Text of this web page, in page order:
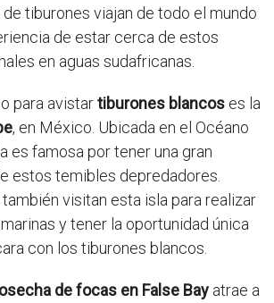
tiburones viajan de todo el mundo
de estar cerca de estos
en aguas sudafricanas.
para avistartiburones blancos es la
, en México. Ubicada en el Océano
es famosa por tener una gran
estos temibles depredadores.
visitan esta isla para realizar
y tener la oportunidad única
con los tiburones blancos.
de focas en False Bay atrae a